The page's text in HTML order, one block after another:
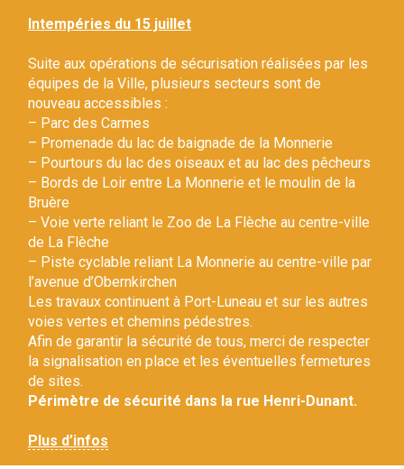
Intempéries du 15 juillet
Suite aux opérations de sécurisation réalisées par les
équipes de la Ville, plusieurs secteurs sont de
nouveau accessibles :
– Parc des Carmes
– Promenade du lac de baignade de la Monnerie
– Pourtours du lac des oiseaux et au lac des pêcheurs
– Bords de Loir entre La Monnerie et le moulin de la
Bruère
– Voie verte reliant le Zoo de La Flèche au centre-ville
de La Flèche
– Piste cyclable reliant La Monnerie au centre-ville par
l’avenue d’Obernkirchen
Les travaux continuent à Port-Luneau et sur les autres
voies vertes et chemins pédestres.
Afin de garantir la sécurité de tous, merci de respecter
la signalisation en place et les éventuelles fermetures
de sites.
Périmètre de sécurité dans la rue Henri-Dunant.
Plus d’infos